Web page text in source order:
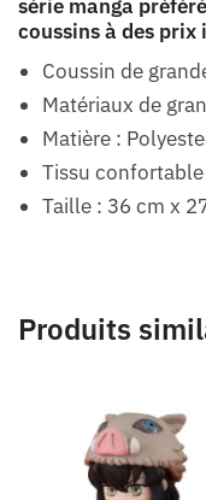
série manga
coussins à des prix
Coussin de
Matériaux de
Matière :
Tissu confortable
Taille : 36 cm x
Produits